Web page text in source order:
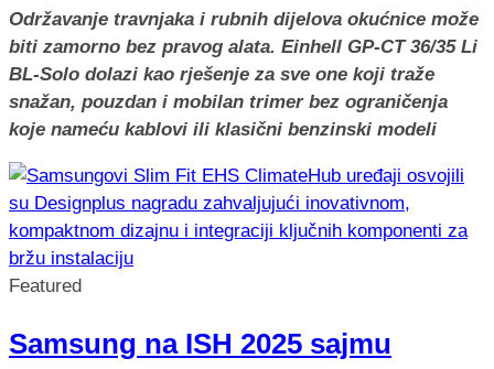
Održavanje travnjaka i rubnih dijelova okućnice može
biti zamorno bez pravog alata. Einhell GP-CT 36/35 Li
BL-Solo dolazi kao rješenje za sve one koji traže
snažan, pouzdan i mobilan trimer bez ograničenja
koje nameću kablovi ili klasični benzinski modeli
Featured
Samsung na ISH 2025 sajmu